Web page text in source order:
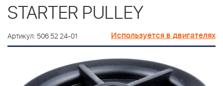
STARTER PULLEY
Артикул: 506 52 24-01 Используется в двигателях